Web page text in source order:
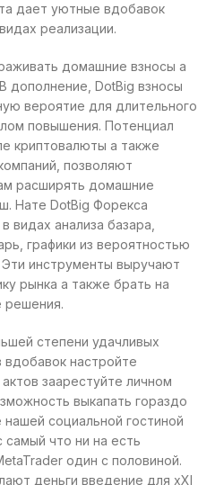
дает уютные вдобавок
реализации.
домашние взносы а
дополнение, DotBig взносы
вероятие для длительного
повышения. Потенциал
криптовалюты а также
позволяют
расширять домашние
Нате DotBig Форекса
анализа базара,
графики из вероятностью
инструменты выручают
рынка а также брать на
решения.
степени удачливых
вдобавок настройте
заарестуйте личном
выкапать гораздо
социальной гостиной
что ни на есть
один с половиной.
деньги введение для хХI